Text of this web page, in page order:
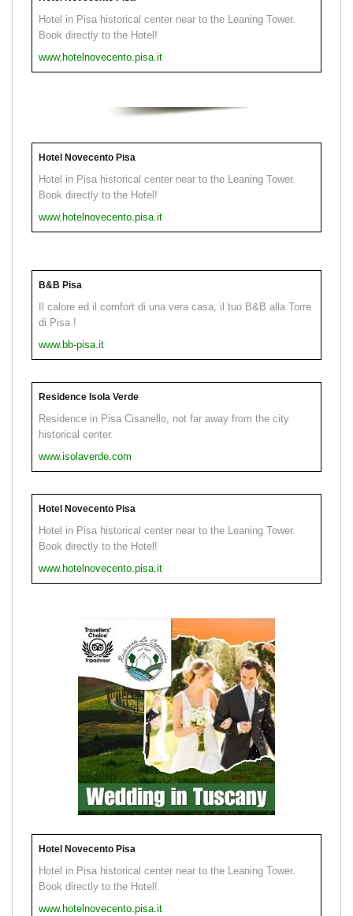
Hotel in Pisa historical center near to the Leaning Tower.
Book directly to the Hotel!
www.hotelnovecento.pisa.it
Hotel Novecento Pisa
Hotel in Pisa historical center near to the Leaning Tower.
Book directly to the Hotel!
www.hotelnovecento.pisa.it
B&B Pisa
Il calore ed il comfort di una vera casa, il tuo B&B alla Torre
di Pisa !
www.bb-pisa.it
Residence Isola Verde
Residence in Pisa Cisanello, not far away from the city
historical center.
www.isolaverde.com
Hotel Novecento Pisa
Hotel in Pisa historical center near to the Leaning Tower.
Book directly to the Hotel!
www.hotelnovecento.pisa.it
Hotel Novecento Pisa
Hotel in Pisa historical center near to the Leaning Tower.
Book directly to the Hotel!
www.hotelnovecento.pisa.it